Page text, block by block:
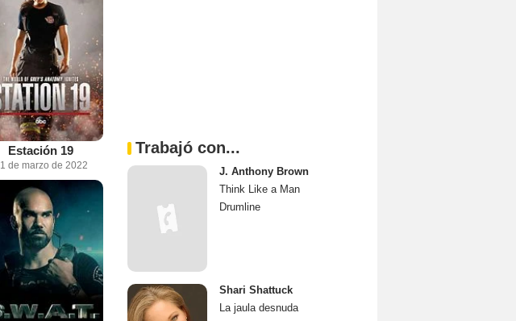
Estación 19
de marzo de 2022
Trabajó con...
J. Anthony Brown
Think Like a Man
Drumline
Shari Shattuck
La jaula desnuda